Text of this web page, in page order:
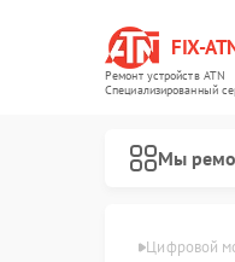
FIX-
Ремонт устройств ATN
Специализированный
Мы
в Архангельске Цифровой